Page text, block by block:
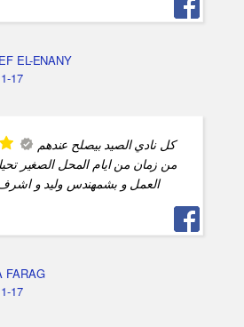
EL-ENANY
17
كل نادي الصيد بيصلح عندهم
من زمان من ايام المحل الصغير
العمل و بشمهندس وليد و
FARAG
17